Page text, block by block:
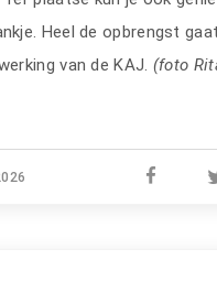
Heel de opbrengst
van de KAJ. (foto